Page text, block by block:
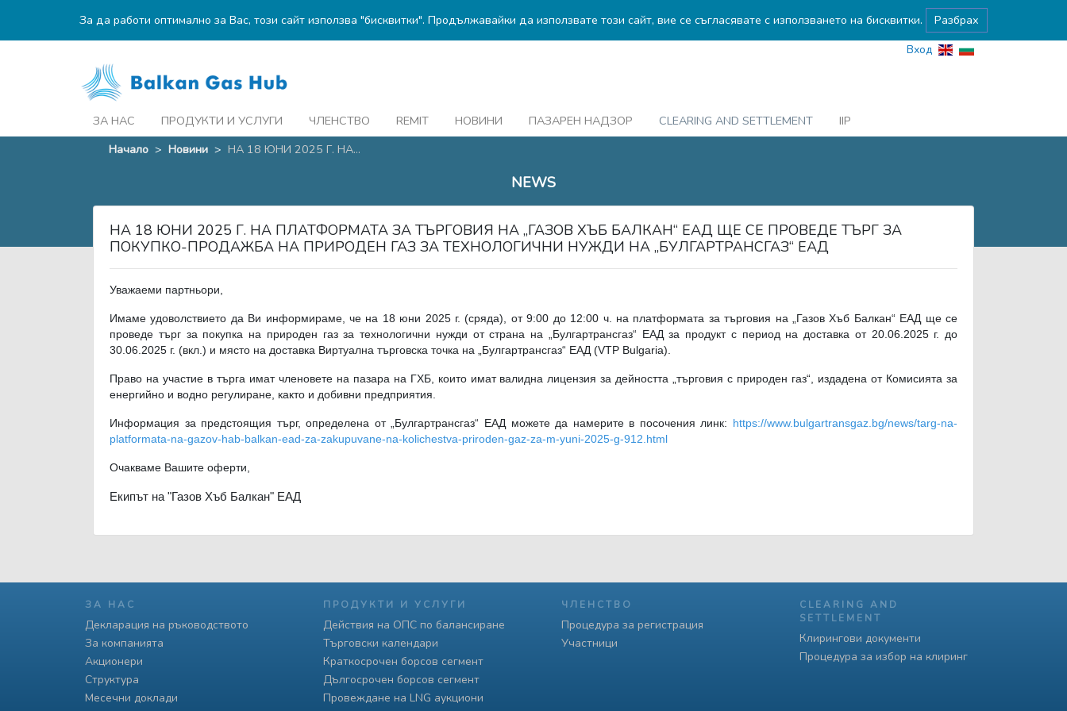
За да работи оптимално за Вас, този сайт използва "бисквитки". Продължавайки да използвате този сайт, вие се съгласявате с използването на бисквитки. Разбрах
Вход
ЗА НАС ПРОДУКТИ И УСЛУГИ ЧЛЕНСТВО REMIT НОВИНИ ПАЗАРЕН НАДЗОР CLEARING AND SETTLEMENT
IIP
Начало > Новини > НА 18 ЮНИ 2025 Г. НА...
NEWS
НА 18 ЮНИ 2025 Г. НА ПЛАТФОРМАТА ЗА ТЪРГОВИЯ НА „ГАЗОВ ХЪБ БАЛКАН“ ЕАД ЩЕ СЕ ПРОВЕДЕ ТЪРГ ЗА
ПОКУПКО-ПРОДАЖБА НА ПРИРОДЕН ГАЗ ЗА ТЕХНОЛОГИЧНИ НУЖДИ НА „БУЛГАРТРАНСГАЗ“ ЕАД
Уважаеми партньори,
Имаме удоволствието да Ви информираме, че на 18 юни 2025 г. (сряда), от 9:00 до 12:00 ч. на платформата за търговия на „Газов Хъб Балкан“ ЕАД ще се
проведе търг за покупка на природен газ за технологични нужди от страна на „Булгартрансгаз“ ЕАД за продукт с период на доставка от 20.06.2025 г. до
30.06.2025 г. (вкл.) и място на доставка Виртуална търговска точка на „Булгартрансгаз“ ЕАД (VTP Bulgaria).
Право на участие в търга имат членовете на пазара на ГХБ, които имат валидна лицензия за дейността „търговия с природен газ“, издадена от Комисията за
енергийно и водно регулиране, както и добивни предприятия.
Информация за предстоящия търг, определена от „Булгартрансгаз“ ЕАД можете да намерите в посочения линк: https://www.bulgartransgaz.bg/news/targ-na-
platformata-na-gazov-hab-balkan-ead-za-zakupuvane-na-kolichestva-priroden-gaz-za-m-yuni-2025-g-912.html
Очакваме Вашите оферти,
Екипът на "Газов Хъб Балкан" ЕАД
ЗА НАС
Декларация на ръководството
За компанията
Акционери
Структура
Месечни доклади
ПРОДУКТИ И УСЛУГИ
Действия на ОПС по балансиране
Търговски календари
Краткосрочен борсов сегмент
Дългосрочен борсов сегмент
Провеждане на LNG аукциони
ЧЛЕНСТВО
Процедура за регистрация
Участници
CLEARING AND
SETTLEMENT
Клирингови документи
Процедура за избор на клиринг